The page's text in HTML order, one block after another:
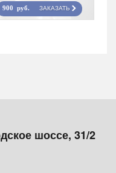
900 руб. ЗАКАЗАТЬ
шоссе, 31/2